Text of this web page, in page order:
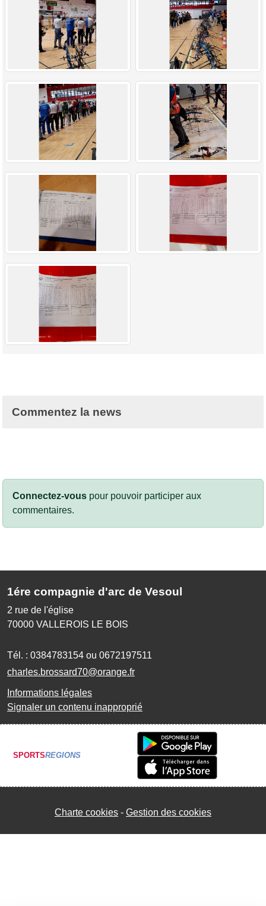
Commentez la news
Connectez-vous pour pouvoir participer aux
commentaires.
1ére compagnie d'arc de Vesoul
2 rue de l'église
70000 VALLEROIS LE BOIS
Tél. : 0384783154 ou 0672197511
charles.brossard70@orange.fr
Informations légales
Signaler un contenu inapproprié
SPORTSREGIONS
Charte cookies Gestion des cookies